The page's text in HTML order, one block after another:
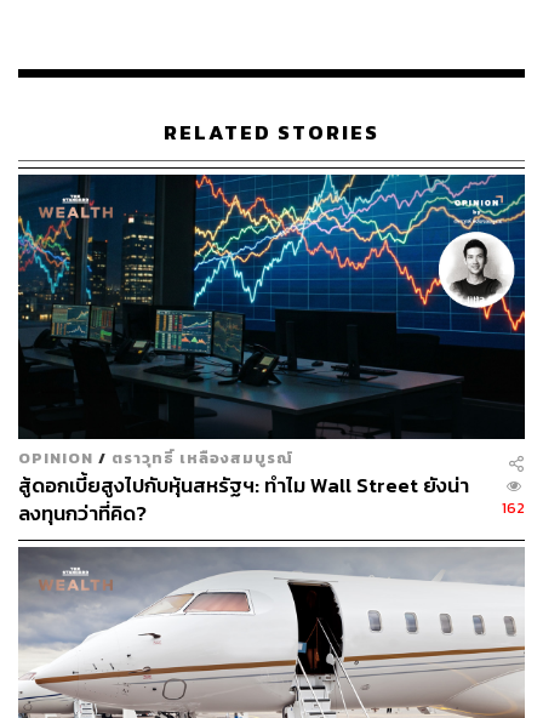
และบริหารจัดการโดยผู้จัดการกองทรัสต์ (REIT Manager) ที่
ความเห็นชอบจากสำนักงาน ก.ล.ต.
โดยผู้จัดการกองทรัสต์จะจัดตั้งกองรีทและดำเนินการออก
และเสนอขายหน่วยทรัสต์แก่นักลงทุนทั่วไป เพื่อนำเงินที่
ระดมทุนได้นี้ไปลงทุนในอสังหาริมทรัพย์ที่มีศักยภาพ เช่น
ศูนย์การค้า อาคารคลังสินค้า โรงงาน โรงแรม สำนักงาน
ห้างสรรพสินค้า และศูนย์แสดงสินค้า เป็นต้น ก่อนจะนำ
อสังหาริมทรัพย์ดังกล่าวไปหาประโยชน์โดยการปล่อยเช่าให้
แก่ผู้เช่ารายต่างๆ ซึ่งค่าเช่าดังกล่าวถือเป็นรายได้หลักของ
กองรีท และผู้ลงทุนจะได้รับผลตอบแทนในรูปแบบของ
เงินปันผลที่มาจากผลกำไรของกองรีทที่จ่ายออกมา
จะเห็นได้ว่าการลงทุนในกองรีทนี้ยังตอบโจทย์ผู้ที่ต้องการ
ลงทุนในอสังหาริมทรัพย์ โดยใครๆ ก็เป็นเจ้าของ
อสังหาริมทรัพย์ได้ผ่านการลงทุนในกองรีท แถมยังไม่ต้องใช้
เงินลงทุนจำนวนมาก และมีสภาพคล่องมากกว่าการลงทุนใน
อสังหาริมทรัพย์โดยตรง เนื่องจากหน่วยทรัสต์ของกองรีทจะ
เข้าจดทะเบียนในตลาดหลักทรัพย์ฯ ทำให้เราสามารถซื้อขาย
หน่วยทรัสต์ได้เช่นเดียวกับการซื้อขายหุ้นสามัญที่เข้าจด
ทะเบียนในตลาดหลักทรัพย์ฯ
RELATED STORIES
OPINION / ตราวุทธิ์ เหลืองสมบูรณ์
สู้ดอกเบี้ยสูงไปกับหุ้นสหรัฐฯ: ทำไม Wall Street ยังน่า
ลงทุนกว่าที่คิด?
162